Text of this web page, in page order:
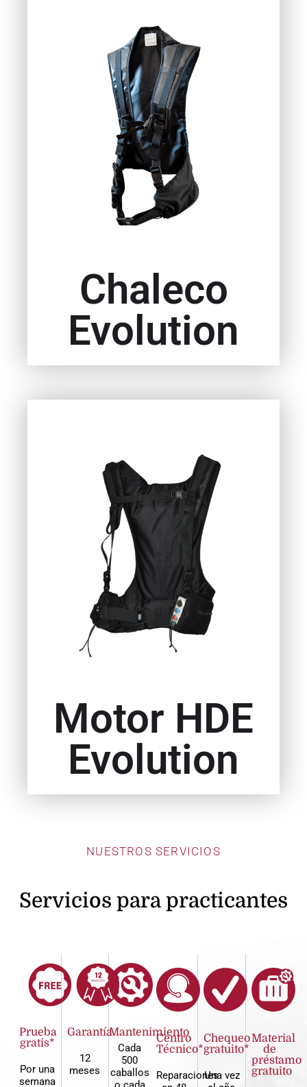
Chaleco
Evolution
Motor HDE
Evolution
NUESTROS SERVICIOS
Servicios para practicantes
Prueba
gratis*
Por una
semana
Garantía
12
meses
Mantenimiento
Cada
500
caballos
Centro
Técnico*
Reparaciones
Chequeo
gratuito*
Una vez
Material
de
préstamo
gratuito